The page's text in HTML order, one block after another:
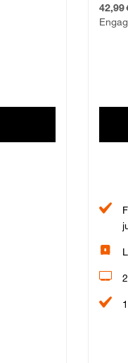
42,99